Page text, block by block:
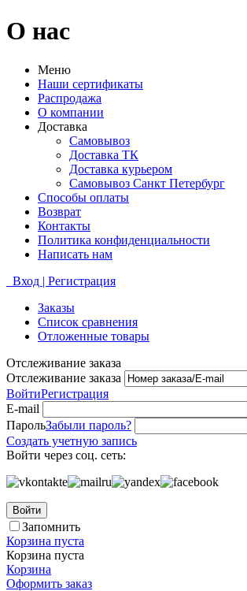
О нас
Меню
Наши сертификаты
Распродажа
О компании
Доставка
Самовывоз
Доставка ТК
Доставка курьером
Самовывоз Санкт Петербург
Способы оплаты
Возврат
Контакты
Политика конфиденциальности
Написать нам
Вход | Регистрация
Заказы
Список сравнения
Отложенные товары
Отслеживание заказа
Отслеживание заказа
ВойтиРегистрация
E-mail
ПарольЗабыли пароль?
Создать учетную запись
Войти через соц. сеть:
Войти
Запомнить
Корзина пуста
Корзина пуста
Корзина
Оформить заказ